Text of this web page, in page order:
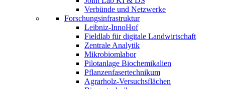
Verbünde und Netzwerke
Forschungsinfrastruktur
Leibniz-InnoHof
Fieldlab für digitale Landwirtschaft
Zentrale Analytik
Mikrobiomlabor
Pilotanlage Biochemikalien
Pflanzenfasertechnikum
Agrarholz-Versuchsflächen